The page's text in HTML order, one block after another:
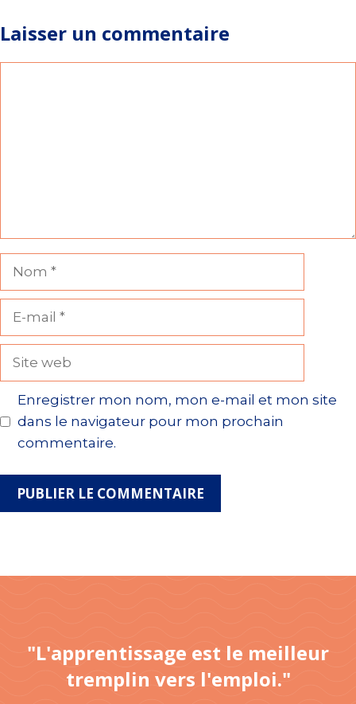
Laisser un commentaire
Nom
Site
Enregistrer mon nom, mon e-mail et mon site
dans le navigateur pour mon prochain
commentaire.
"L'apprentissage est le meilleur
tremplin vers l'emploi."